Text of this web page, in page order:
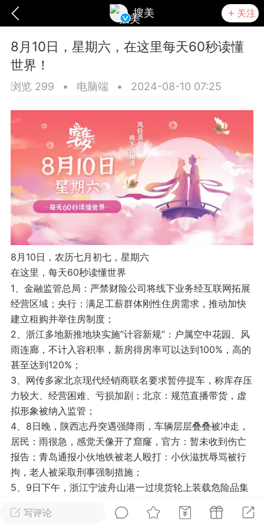
搜美 关注
爆汗熊 卡卡动能素 无创溶斑术
美业357 芯诗妍
每次200金币 点击购买
师 小熊水光
爆汗熊
脂
卡卡动能素
皇斯普拉雅
建术
DRYY面膜
爆款平台 Lv.8 靓号
26 23:18
电脑端 美业资讯
闪充小白罐
本/双效闪充，养出紧致小白脸！一、项
充小白罐 = 闪充大白肌（仪器）× 草本
产品）×极光嫩肤啫喱（产品）这是一套
护...写评论
8月10日，星期六，在这里每天60秒读懂
世界！
浏览 299 • 电脑端 • 2024-08-10 07:25
8月10日，农历七月初七，星期六
在这里，每天60秒读懂世界
1、金融监管总局：严禁财险公司将线下业务经互联网拓展
经营区域；央行：满足工薪群体刚性住房需求，推动加快
建立租购并举住房制度；
2、浙江多地新推地块实施”计容新规”：户属空中花园、风
雨连廊，不计入容积率，新房得房率可以达到100%，高的
甚至达到120%；
3、网传多家北京现代经销商联名要求暂停提车，称库存压
力较大、经营困难、亏损加剧；北京：规范直播带货，虚
拟形象被纳入监管；
4、8日晚，陕西志丹突遇强降雨，车辆层层叠叠被冲走，
居民：雨很急，感觉天像开了窟窿，官方：暂未收到伤亡
报告；青岛通报小伙地铁被老人殴打：小伙滋扰辱骂被行
拘，老人被采取刑事强制措施；
5、9日下午，浙江宁波舟山港一过境货轮上装载危险品集
6、拼多多创始人黄峥反超钟睒睒登顶中国首富！身价486